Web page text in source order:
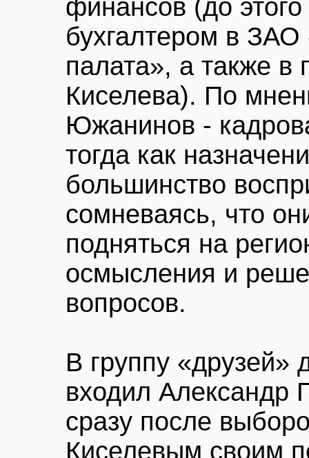
финансов (до
бухгалтером в ЗАО
палата», а также
Киселева). По
Южанинов -
тогда как
большинство
сомневаясь, что
подняться на
осмысления и
вопросов.
В группу «друзей»
входил Александр
сразу после
Киселевым своим